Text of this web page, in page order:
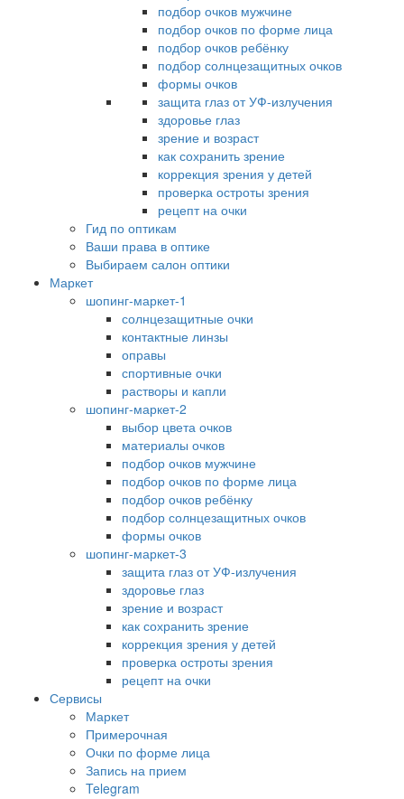
подбор очков мужчине
подбор очков по форме лица
подбор очков ребёнку
подбор солнцезащитных очков
формы очков
защита глаз от УФ-излучения
здоровье глаз
зрение и возраст
как сохранить зрение
коррекция зрения у детей
проверка остроты зрения
рецепт на очки
Гид по оптикам
Ваши права в оптике
Выбираем салон оптики
Маркет
шопинг-маркет-1
солнцезащитные очки
контактные линзы
оправы
спортивные очки
растворы и капли
шопинг-маркет-2
выбор цвета очков
материалы очков
подбор очков мужчине
подбор очков по форме лица
подбор очков ребёнку
подбор солнцезащитных очков
формы очков
шопинг-маркет-3
защита глаз от УФ-излучения
здоровье глаз
зрение и возраст
как сохранить зрение
коррекция зрения у детей
проверка остроты зрения
рецепт на очки
Сервисы
Маркет
Примерочная
Очки по форме лица
Запись на прием
Telegram